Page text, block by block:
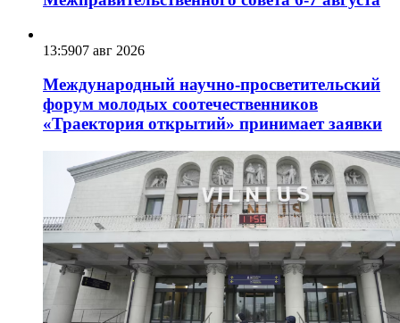
13:5907 авг 2026
Международный научно-просветительский
форум молодых соотечественников
«Траектория открытий» принимает заявки